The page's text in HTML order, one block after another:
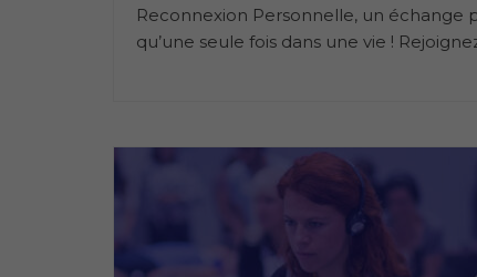
Reconnexion Personnelle, un échange
qu’une seule fois dans une vie !